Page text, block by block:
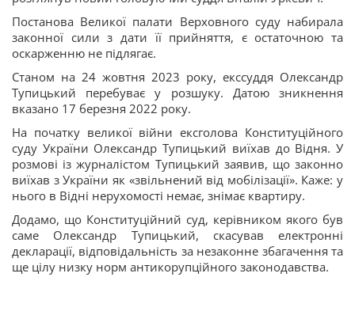
Постанова Великої палати Верховного суду набирала
законної сили з дати її прийняття, є остаточною та
оскарженню не підлягає.
Станом на 24 жовтня 2023 року, екссуддя Олександр
Тупицький перебуває у розшуку. Датою зникнення
вказано 17 березня 2022 року.
На початку великої війни ексголова Конституційного
суду України Олександр Тупицький виїхав до Відня. У
розмові із журналістом Тупицький заявив, що законно
виїхав з України як «звільнений від мобілізації». Каже: у
нього в Відні нерухомості немає, знімає квартиру.
Додамо, що Конституційний суд, керівником якого був
саме Олександр Тупицький, скасував електронні
декларації, відповідальність за незаконне збагачення та
ще цілу низку норм антикорупційного законодавства.